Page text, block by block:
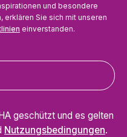
und besondere
erklären Sie sich mit unseren
einverstanden.
geschützt und es gelten
Nutzungsbedingungen.